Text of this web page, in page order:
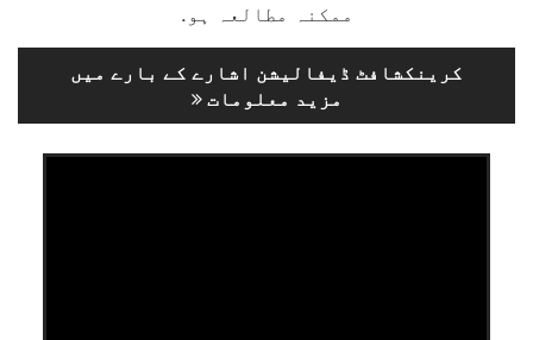
ممکنہ مطالعہ ہو.
کرینکشافٹ ڈیفالیشن اشارے کے بارے میں
مزید معلومات